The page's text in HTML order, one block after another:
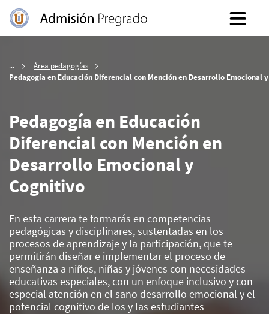
Inicio
Área pedagogías
Pedagogía en Educación Diferencial con Mención en Desarrollo Emocional
Pedagogía en Educación
Diferencial con Mención en
Desarrollo Emocional y
Cognitivo
En esta carrera te formarás en competencias
pedagógicas y disciplinares, sustentadas en los
procesos de aprendizaje y la participación, que te
permitirán diseñar e implementar el proceso de
enseñanza a niños, niñas y jóvenes con necesidades
educativas especiales, con un enfoque inclusivo y con
especial atención en el sano desarrollo emocional y el
potencial cognitivo de los y las estudiantes